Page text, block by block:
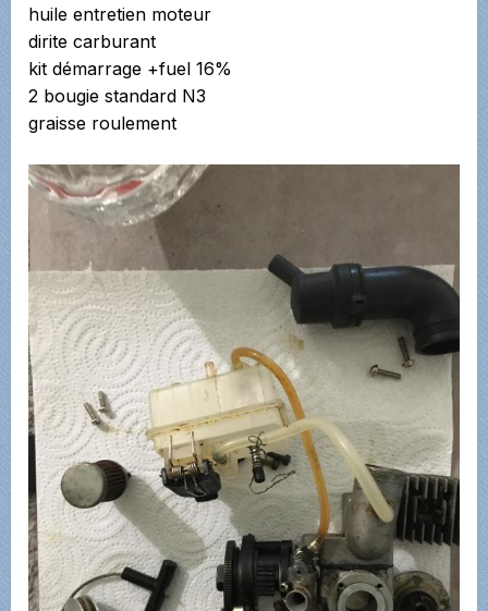
huile entretien moteur
dirite carburant
kit démarrage +fuel 16%
2 bougie standard N3
graisse roulement